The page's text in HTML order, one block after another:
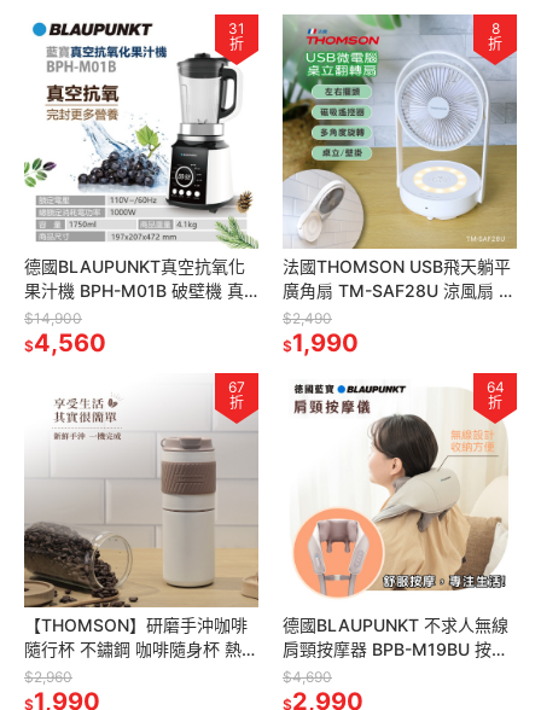
31
折
德國BLAUPUNKT真空抗氧化
果汁機 BPH-M01B 破壁機 真
空調理機 全榨果汁機 電動料理
機 食物真空
$14,900
$4,560
8
折
法國THOMSON USB飛天躺平
廣角扇 TM-SAF28U 涼風扇 壁
掛扇 桌扇 Usb充電風扇 露營
涼扇 小風扇
$2,490
$1,990
67
折
【THOMSON】研磨手沖咖啡
隨行杯 不鏽鋼 咖啡隨身杯 熱飲
隨行杯 咖啡外帶杯 316咖啡杯
$2,960
$1,990
64
折
德國BLAUPUNKT 不求人無線
肩頸按摩器 BPB-M19BU 按摩
肩頸按摩
$4,690
$2,990